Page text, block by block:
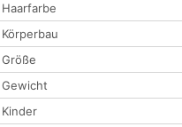
Haarfarbe
Körperbau
Größe
Gewicht
Kinder